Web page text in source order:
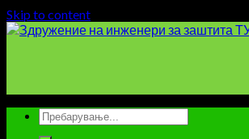
Skip to content